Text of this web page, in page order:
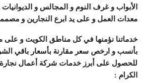
الأبواب و غرف النوم و المجالس و
معدات العمل و على يد ابرع النجارين و
بأنسب و ارخص سعر مقارنة بأسعار باقي
للحصول على أبرز خدمات شركة أعمال نجارة
الكرام :